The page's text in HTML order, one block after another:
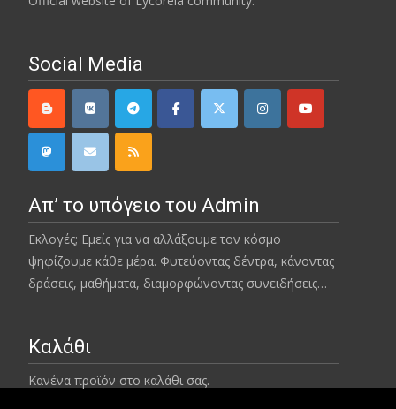
Social Media
Απ’ το υπόγειο του Admin
Εκλογές; Εμείς για να αλλάξουμε τον κόσμο
ψηφίζουμε κάθε μέρα. Φυτεύοντας δέντρα, κάνοντας
δράσεις, μαθήματα, διαμορφώνοντας συνειδήσεις…
Καλάθι
Κανένα προϊόν στο καλάθι σας.